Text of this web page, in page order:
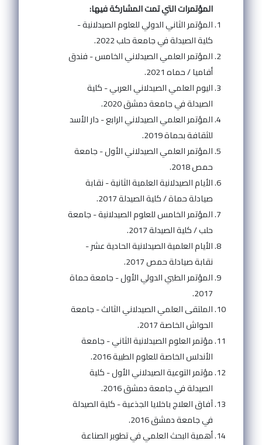
المؤتمرات التي تمت المشاركة فيها:
المؤتمر الثاني الدولي للعلوم الصيدلانية -
كلية الصيدلة في جامعة حلب 2022.
المؤتمر العلمي الصيدلاني الخامس - فندق
أفاميا / حماه 2021.
اليوم العلمي الصيدلاني العربي - كلية
الصيدلة في جامعة دمشق 2020.
المؤتمر العلمي الصيدلاني الرابع - دار الأسد
للثقافة بحماة 2019.
المؤتمر العلمي الصيدلاني الأول - جامعة
حمص 2018.
الأيام الصيدلانية العلمية الثانية - نقابة
صيادلة حماة / كلية الصيدلة 2017.
المؤتمر الخامس للعلوم الصيدلانية - جامعة
حلب / كلية الصيدلة 2017.
الأيام العلمية الصيدلانية الحادية عشر -
نقابة صيادلة حمص 2017.
المؤتمر الطبي الدولي الأول - جامعة حماة
2017.
الملتقى العلمي الصيدلاني الثالث - جامعة
الحواش الخاصة 2017.
مؤتمر العلوم الصيدلانية الثاني - جامعة
الأندلس الخاصة للعلوم الطبية 2016.
مؤتمر التوعية الصيدلاني الأول - كلية
الصيدلة في جامعة دمشق 2016.
آفاق العلاج باخلايا الجذعية - كلية الصيدلة
في جامعة دمشق 2016.
أهمية البحث العلمي في تطوير الصناعة